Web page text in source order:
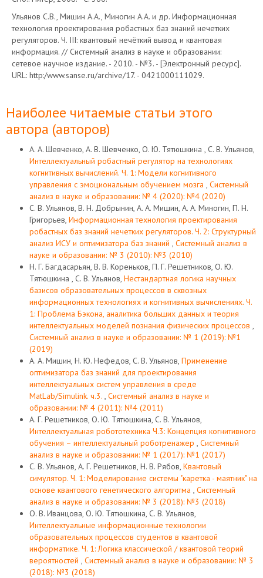
Ульянов С.В., Мишин А.А., Миногин А.А. и др. Информационная
технология проектирования робастных баз знаний нечетких
регуляторов. Ч. III: квантовый нечёткий вывод и квантовая
информация. // Системный анализ в науке и образовании:
сетевое научное издание. - 2010. - №3. - [Электронный ресурс].
URL: http:/www.sanse.ru/archive/17. - 0421000111029.
Наиболее читаемые статьи этого
автора (авторов)
А. А. Шевченко, А. В. Шевченко, О. Ю. Тятюшкина , С. В. Ульянов,
Интеллектуальный робастный регулятор на технологиях
когнитивных вычислений. Ч. 1: Модели когнитивного
управления с эмоциональным обучением мозга , Системный
анализ в науке и образовании: № 4 (2020): №4 (2020)
С. В. Ульянов, В. Н. Добрынин, А. А. Мишин, А. А. Миногин, П. Н.
Григорьев, Информационная технология проектирования
робастных баз знаний нечетких регуляторов. Ч. 2: Структурный
анализ ИСУ и оптимизатора баз знаний , Системный анализ в
науке и образовании: № 3 (2010): №3 (2010)
Н. Г. Багдасарьян, В. В. Кореньков, П. Г. Решетников, О. Ю.
Тятюшкина , С. В. Ульянов, Нестандартная логика научных
базисов образовательных процессов в сквозных
информационных технологиях и когнитивных вычислениях. Ч.
1: Проблема Бэкона, аналитика больших данных и теория
интеллектуальных моделей познания физических процессов ,
Системный анализ в науке и образовании: № 1 (2019): №1
(2019)
А. А. Мишин, Н. Ю. Нефедов, С. В. Ульянов, Применение
оптимизатора баз знаний для проектирования
интеллектуальных систем управления в среде
MatLab/Simulink. ч.3. , Системный анализ в науке и
образовании: № 4 (2011): №4 (2011)
А. Г. Решетников, О. Ю. Тятюшкина, С. В. Ульянов,
Интеллектуальная робототехника Ч.3: Концепция когнитивного
обучения – интеллектуальный роботренажер , Системный
анализ в науке и образовании: № 1 (2017): №1 (2017)
С. В. Ульянов, А. Г. Решетников, Н. В. Рябов, Квантовый
симулятор. Ч. 1: Моделирование системы "каретка - маятник" на
основе квантового генетического алгоритма , Системный
анализ в науке и образовании: № 3 (2018): №3 (2018)
О. В. Иванцова, О. Ю. Тятюшкина, С. В. Ульянов,
Интеллектуальные информационные технологии
образовательных процессов студентов в квантовой
информатике. Ч. 1: Логика классической / квантовой теорий
вероятностей , Системный анализ в науке и образовании: № 3
(2018): №3 (2018)